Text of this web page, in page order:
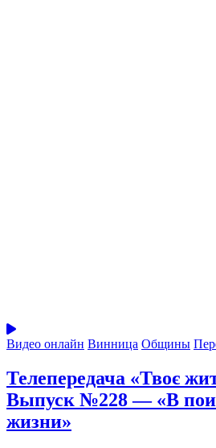
Видео онлайн Винница Общины
Телепередача «Твоє
Выпуск №228 — «В
жизни»